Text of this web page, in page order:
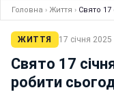
Головна › Життя › Свято
ЖИТТЯ 17 січня 2025
Свято 17
робити